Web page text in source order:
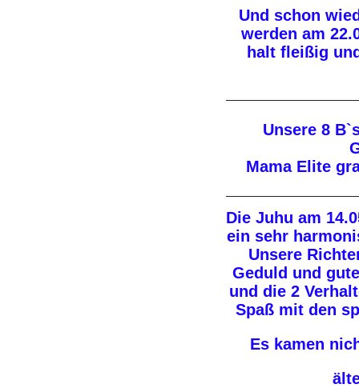
Und schon
werden am
halt fleißig
Unsere 8
Mama Elite
Die Juhu am
ein sehr
Unsere
Geduld und
und die 2
Spaß mit den
Es kamen